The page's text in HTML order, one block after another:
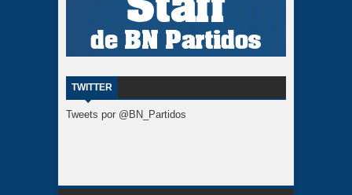
TWITTER
Tweets por @BN_Partidos